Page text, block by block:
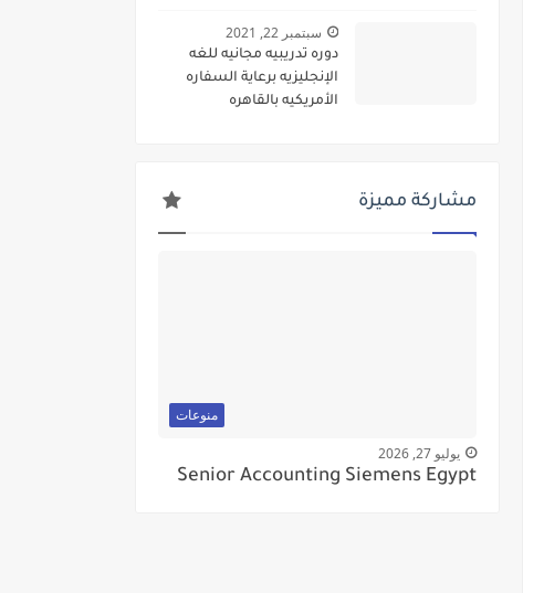
سبتمبر 22, 2021
دوره تدريبيه مجانيه للغه
الإنجليزيه برعاية السفاره
الأمريكيه بالقاهره
مشاركة مميزة
منوعات
يوليو 27, 2026
Senior Accounting Siemens Egypt